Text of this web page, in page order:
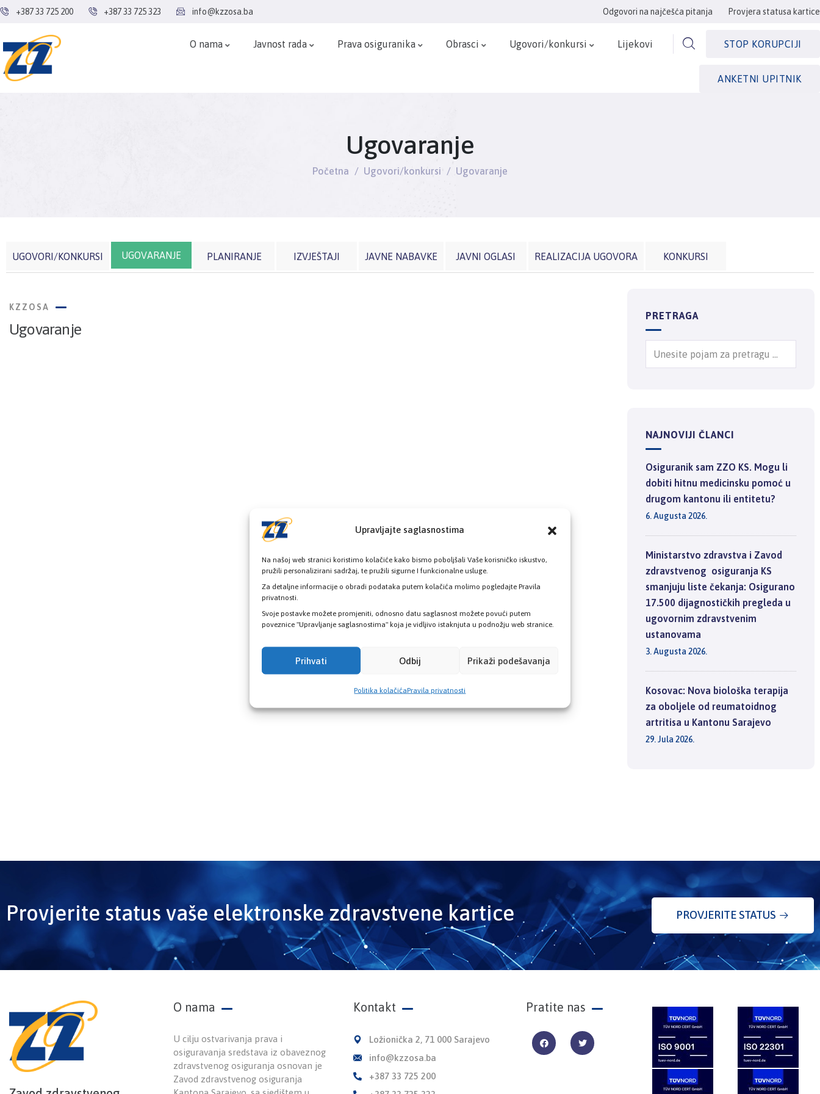
Upravljajte saglasnostima
Na našoj web stranici koristimo kolačiće kako bismo poboljšali Vaše korisničko iskustvo,
pružili personalizirani sadržaj, te pružili sigurne I funkcionalne usluge.
Za detaljne informacije o obradi podataka putem kolačića molimo pogledajte Pravila
privatnosti.
Svoje postavke možete promjeniti, odnosno datu saglasnost možete povući putem
poveznice "Upravljanje saglasnostima" koja je vidljivo istaknjuta u podnožju web stranice.
Prihvati Odbij Prikaži podešavanja
Politika kolačićaPravila privatnosti
+387 33 725 200 +387 33 725 323 info@kzzosa.ba Odgovori na najčešća pitanja Provjera statusa kartice
O nama Javnost rada Prava osiguranika Obrasci Ugovori/konkursi Lijekovi STOP KORUPCIJI
ANKETNI UPITNIK
Ugovaranje
Početna Ugovori/konkursi Ugovaranje
UGOVORI/KONKURSI UGOVARANJE PLANIRANJE IZVJEŠTAJI JAVNE NABAVKE JAVNI OGLASI REALIZACIJA UGOVORA KONKURSI
KZZOSA
Ugovaranje
PRETRAGA
NAJNOVIJI ČLANCI
Osiguranik sam ZZO KS. Mogu li
dobiti hitnu medicinsku pomoć u
drugom kantonu ili entitetu?
6. Augusta 2026.
Ministarstvo zdravstva i Zavod
zdravstvenog osiguranja KS
smanjuju liste čekanja: Osigurano
17.500 dijagnostičkih pregleda u
ugovornim zdravstvenim
ustanovama
3. Augusta 2026.
Kosovac: Nova biološka terapija
za oboljele od reumatoidnog
artritisa u Kantonu Sarajevo
29. Jula 2026.
Provjerite status vaše elektronske zdravstvene kartice PROVJERITE STATUS
O nama
U cilju ostvarivanja prava i
osiguravanja sredstava iz obaveznog
zdravstvenog osiguranja osnovan je
Zavod zdravstvenog osiguranja
Kontakt
Ložionička 2, 71 000 Sarajevo
info@kzzosa.ba
+387 33 725 200
Pratite nas